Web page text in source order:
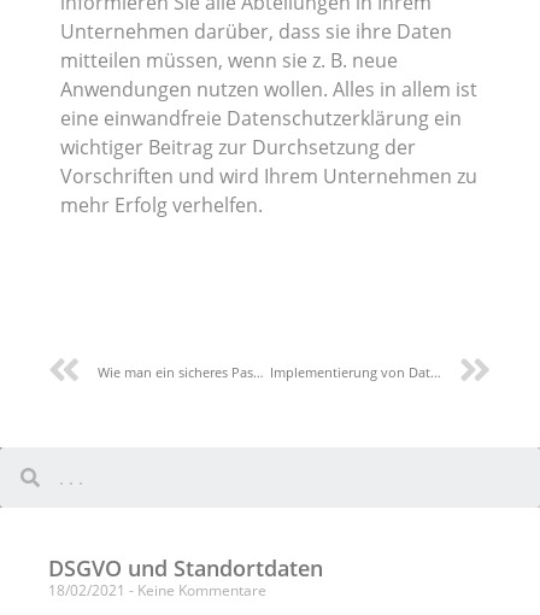
Unternehmen darüber, dass sie ihre Daten
mitteilen müssen, wenn sie z. B. neue
Anwendungen nutzen wollen. Alles in allem ist
eine einwandfreie Datenschutzerklärung ein
wichtiger Beitrag zur Durchsetzung der
Vorschriften und wird Ihrem Unternehmen zu
mehr Erfolg verhelfen.
Wie man ein sicheres Passwort im Internet gewährleistet Implementierung von Datenschutz-Folgenabschätzungen
DSGVO und Standortdaten
18/02/2021 Keine Kommentare